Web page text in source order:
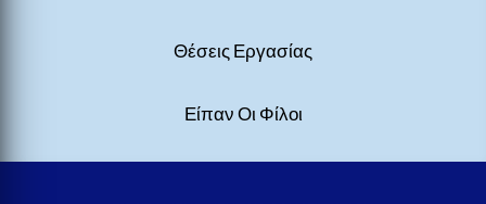
Θέσεις Εργασίας
Είπαν Οι Φίλοι